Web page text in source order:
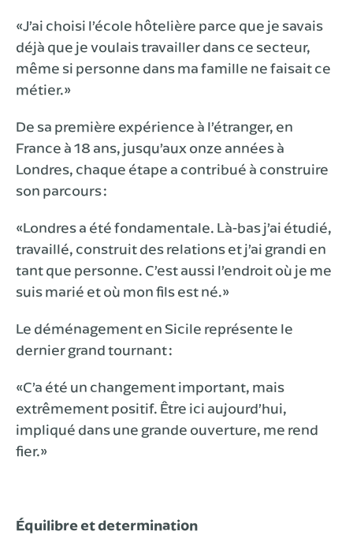
«J’ai choisi l’école hôtelière parce que je savais
déjà que je voulais travailler dans ce secteur,
même si personne dans ma famille ne faisait ce
métier.»
De sa première expérience à l’étranger, en
France à 18 ans, jusqu’aux onze années à
Londres, chaque étape a contribué à construire
son parcours :
«Londres a été fondamentale. Là-bas j’ai étudié,
travaillé, construit des relations et j’ai grandi en
tant que personne. C’est aussi l’endroit où je me
suis marié et où mon fils est né.»
Le déménagement en Sicile représente le
dernier grand tournant :
«C’a été un changement important, mais
extrêmement positif. Être ici aujourd’hui,
impliqué dans une grande ouverture, me rend
fier.»
Équilibre et determination